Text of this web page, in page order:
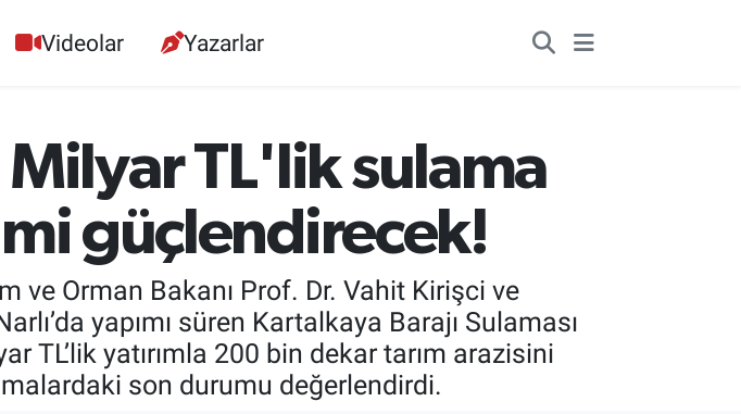
Videolar Yazarlar
TL'lik sulama
güçlendirecek!
ve Orman Bakanı Prof. Dr. Vahit Kirişci ve
yapımı süren Kartalkaya Barajı Sulaması
TL’lik yatırımla 200 bin dekar tarım arazisini
son durumu değerlendirdi.